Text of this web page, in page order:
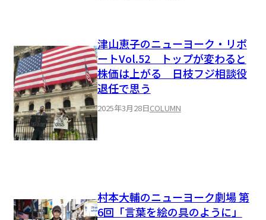
津山恵子のニューヨーク・リポ
ートVol.52 トップが変わると
株価は上がる 日枝フジ相談役
退任で思う
2025年3月28日COLUMN
村本大輔のニューヨーク劇場 第
6回「言葉を絵の具のように」